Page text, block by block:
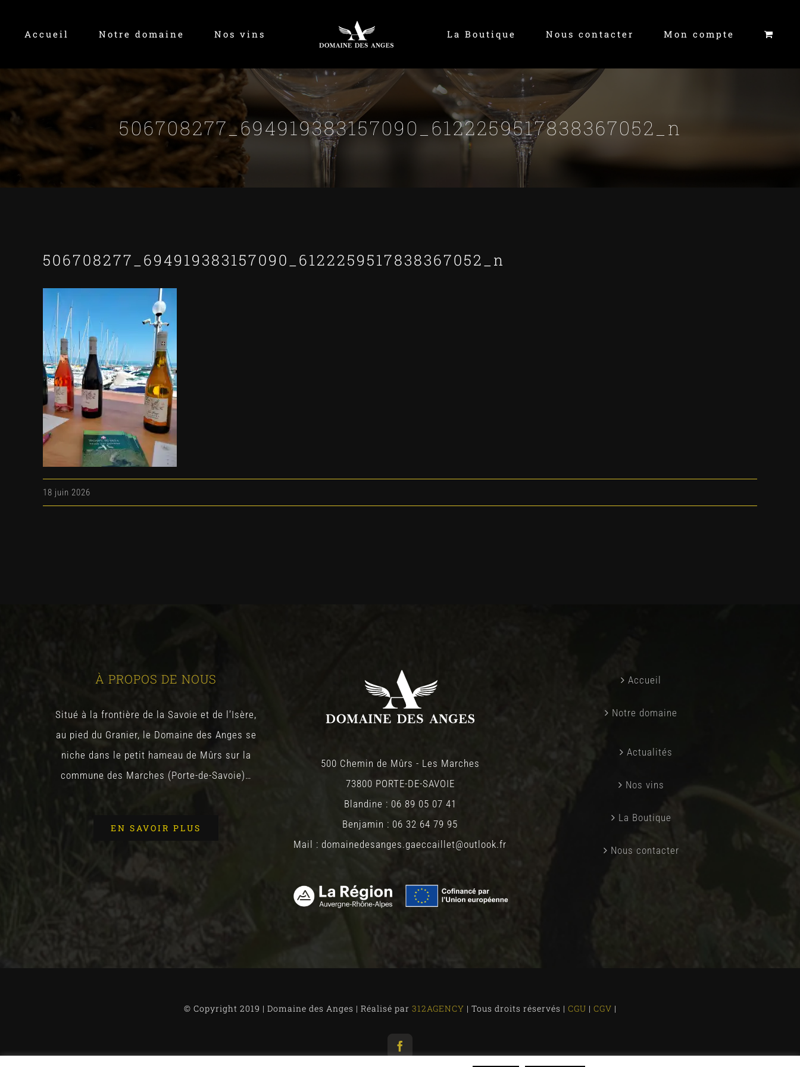
Accueil Notre domaine Nos vins La Boutique Nous contacter Mon compte
506708277_694919383157090_6122259517838367052_n
506708277_694919383157090_6122259517838367052_n
18 juin 2026
À PROPOS DE NOUS
Situé à la frontière de la Savoie et de l’Isère,
au pied du Granier, le Domaine des Anges se
niche dans le petit hameau de Mûrs sur la
commune des Marches (Porte-de-Savoie)…
EN SAVOIR PLUS
500 Chemin de Mûrs - Les Marches
73800 PORTE-DE-SAVOIE
Blandine : 06 89 05 07 41
Benjamin : 06 32 64 79 95
Mail : domainedesanges.gaeccaillet@outlook.fr
Accueil
Notre domaine
Actualités
Nos vins
La Boutique
Nous contacter
© Copyright 2019 | Domaine des Anges | Réalisé par 312AGENCY | Tous droits réservés | CGU | CGV |
Facebook